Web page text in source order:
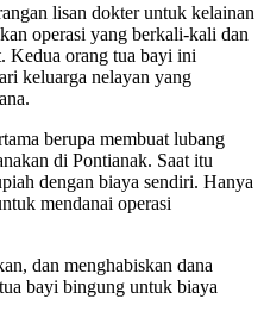
lisan dokter untuk kelainan
operasi yang berkali-kali dan
Kedua orang tua bayi ini
keluarga nelayan yang
berupa membuat lubang
di Pontianak. Saat itu
dengan biaya sendiri. Hanya
mendanai operasi
dan menghabiskan dana
bayi bingung untuk biaya